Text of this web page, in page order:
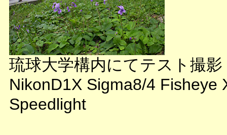
琉球大学構内にてテスト撮影
NikonD1X Sigma8/4 Fisheye
Speedlight